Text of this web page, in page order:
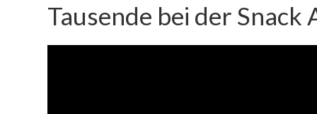
Tausende bei der Snack